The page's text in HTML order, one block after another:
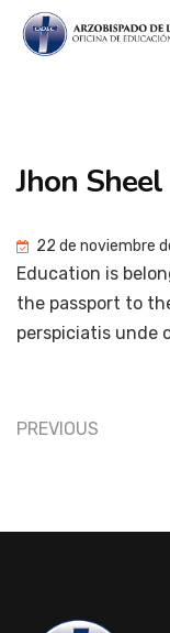
Jhon Sheel
22 de noviembre
Education is
the passport to
perspiciatis unde
PREVIOUS